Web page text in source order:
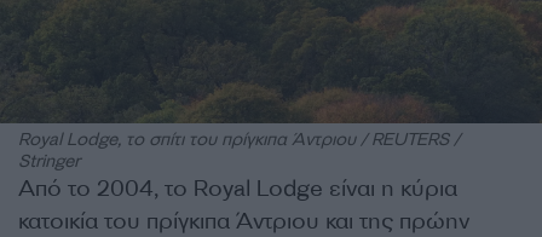
Royal Lodge, το σπίτι του πρίγκιπα Άντριου / REUTERS /
Stringer
Από το 2004, το Royal Lodge είναι η κύρια
κατοικία του πρίγκιπα Άντριου και της πρώην